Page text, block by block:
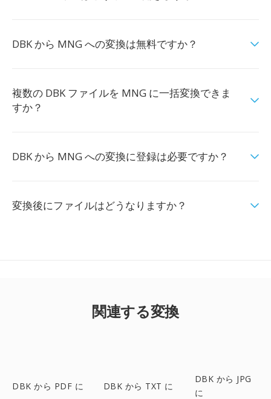
DBK から MNG への変換は無料ですか？
複数の DBK ファイルを MNG に一括変換できま
すか？
DBK から MNG への変換に登録は必要ですか？
変換後にファイルはどうなりますか？
関連する変換
DBK から PDF に DBK から TXT に
DBK から JPG
に